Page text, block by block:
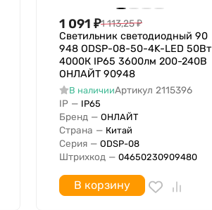
линий
1 091 ₽1 113,25₽
Светильник светодиодный 90
948 ODSP-08-50-4K-LED 50Вт
4000К IP65 3600лм 200-240В
ОНЛАЙТ 90948
В наличииАртикул 2115396
IP — IP65
Бренд — ОНЛАЙТ
Страна — Китай
Серия — ODSP-08
Штрихкод — 04650230909480
В корзину